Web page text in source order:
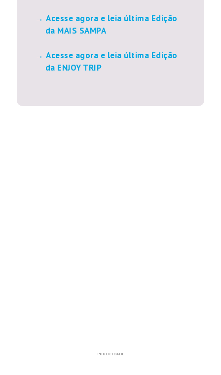
Acesse agora e leia última Edição
da MAIS SAMPA
Acesse agora e leia última Edição
da ENJOY TRIP
PUBLICIDADE